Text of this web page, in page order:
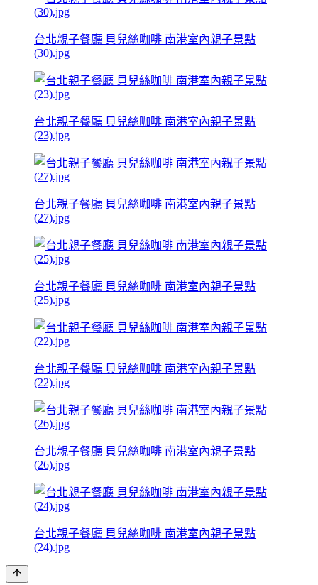
台北親子餐廳 貝兒絲咖啡 南港室內親子景點
(30).jpg
台北親子餐廳 貝兒絲咖啡 南港室內親子景點
(23).jpg
台北親子餐廳 貝兒絲咖啡 南港室內親子景點
(27).jpg
台北親子餐廳 貝兒絲咖啡 南港室內親子景點
(25).jpg
台北親子餐廳 貝兒絲咖啡 南港室內親子景點
(22).jpg
台北親子餐廳 貝兒絲咖啡 南港室內親子景點
(26).jpg
台北親子餐廳 貝兒絲咖啡 南港室內親子景點
(24).jpg